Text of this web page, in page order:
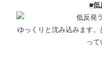
■低
ゆっくりと沈み込みます
って